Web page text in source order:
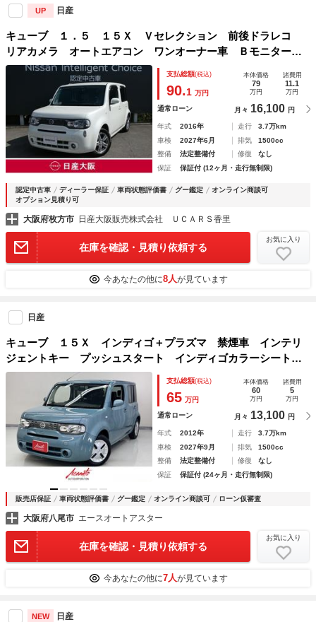
UP 日産
キューブ １．５ １５Ｘ Ｖセレクション 前後ドラレコ
リアカメラ オートエアコン ワンオーナー車 Ｂモニター
オ－トエアコン スマートキ イモビライザー 運転席助手席
エアバック ＥＣＯモード パワーウィンドウ ナビＴＶ Ｅ
ＴＣ キ－レス
支払総額(税込)
90.1 万円
本体価格
79
万円
諸費用
11.1
万円
通常ローン 月々 16,100 円
年式 2016年 走行
3.7万km
車検
2027年6月 排気
1500cc
整備
法定整備付 修復
なし
保証
保証付 (12ヶ月・走行無制限)
認定中古車 ディーラー保証 車両状態評価書 グー鑑定
オンライン商談可
オプション見積り可
大阪府枚方市 日産大阪販売株式会社 ＵＣＡＲＳ香里
在庫を確認・見積り依頼する
お気に入り
今あなたの他に8人が見ています
日産
キューブ １５Ｘ インディゴ＋プラズマ 禁煙車 インテリ
ジェントキー プッシュスタート インディゴカラーシート
ＥＴＣ タイヤバリ溝 スペアキー付 新車保証書 取説あり
支払総額(税込)
65 万円
本体価格
60
万円
諸費用
5
万円
通常ローン 月々 13,100 円
年式 2012年 走行
3.7万km
車検
2027年9月 排気
1500cc
整備
法定整備付 修復
なし
保証
保証付 (24ヶ月・走行無制限)
販売店保証 車両状態評価書 グー鑑定 オンライン商談可 ローン仮審査
大阪府八尾市 エースオートアスター
在庫を確認・見積り依頼する
お気に入り
今あなたの他に7人が見ています
NEW 日産